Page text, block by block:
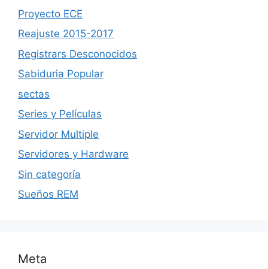
Proyecto ECE
Reajuste 2015-2017
Registrars Desconocidos
Sabiduria Popular
sectas
Series y Películas
Servidor Multiple
Servidores y Hardware
Sin categoría
Sueños REM
Meta